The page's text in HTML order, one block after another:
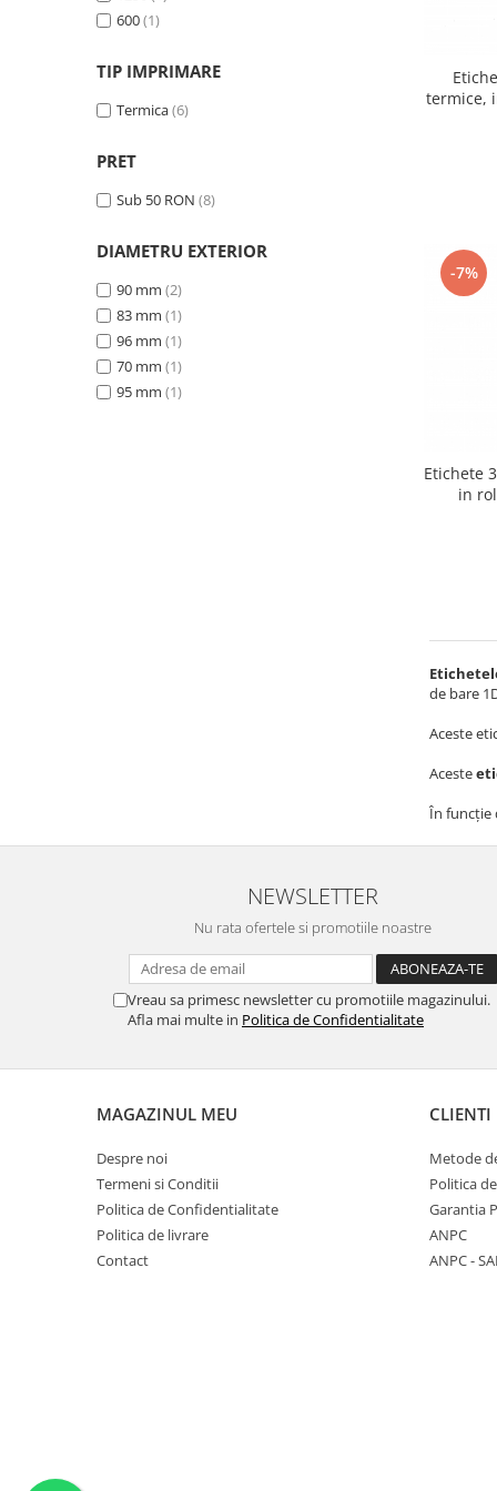
Monitor touchscreen
All in one ANDROID
Role, etichete, consumabile
Role hartie termica
Etichete marcator pret
600(1)
TIP IMPRIMARE
Termica(6)
PRET
Sub 50 RON (8)
DIAMETRU EXTERIOR
90 mm (2)
83 mm (1)
96 mm (1)
70 mm (1)
95 mm (1)
termice,
-7%
Etichete
in
de bare
Aceste
Aceste
În funcție
NEWSLETTER
Nu rata ofertele si promotiile noastre
Vreau sa primesc newsletter cu promotiile magazinului.
Afla mai multe in Politica de Confidentialitate
MAGAZINUL MEU
Despre noi
Termeni si Conditii
Politica de Confidentialitate
Politica de livrare
Contact
CLIENTI
Metode
Politica
Garantia
ANPC
ANPC -